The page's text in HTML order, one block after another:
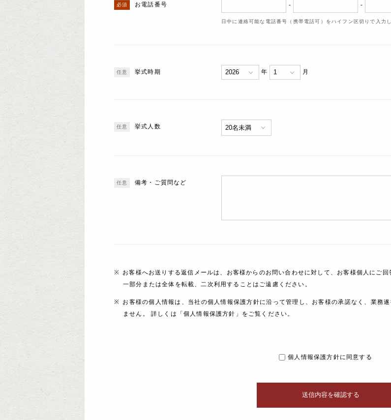
お電話番号 - -
日中に連絡可能な電話番号（携帯電話可）をハイフン区切りで入力
挙式時期 年 月
挙式人数
備考・ご質問など
お客様へお送りする返信メールは、お客様からのお問い合わせに対して、お客様個人にご
一部分または全体を転載、二次利用することはご遠慮ください。
お客様の個人情報は、当社の個人情報保護方針に沿って管理し、お客様の承諾なく、業務
ません。 詳しくは「個人情報保護方針」をご覧ください。
個人情報保護方針に同意する